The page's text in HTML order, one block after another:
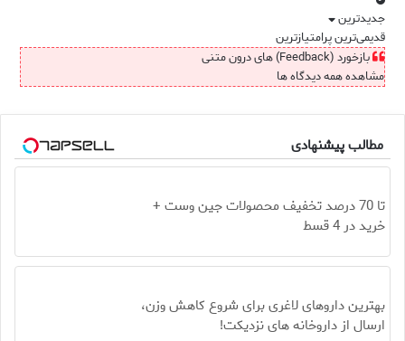
جدیدترین
قدیمی‌ترینپرامتیازترین
بازخورد (Feedback) های درون متنی
مشاهده همه دیدگاه ها
مطالب پیشنهادی
تا 70 درصد تخفیف محصولات جین وست +
خرید در 4 قسط
بهترین داروهای لاغری برای شروع کاهش وزن،
ارسال از داروخانه های نزدیکت!